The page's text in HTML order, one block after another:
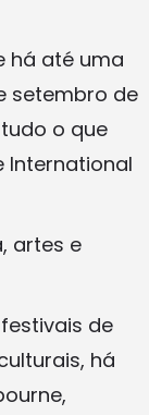
há até uma
setembro de
o que
International
artes e
de
há